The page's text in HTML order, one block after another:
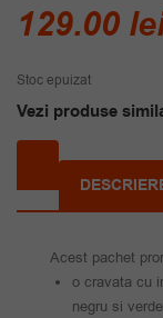
129.00
Stoc epuizat
Vezi produse
Acest pachet
o cravata cu
negru si